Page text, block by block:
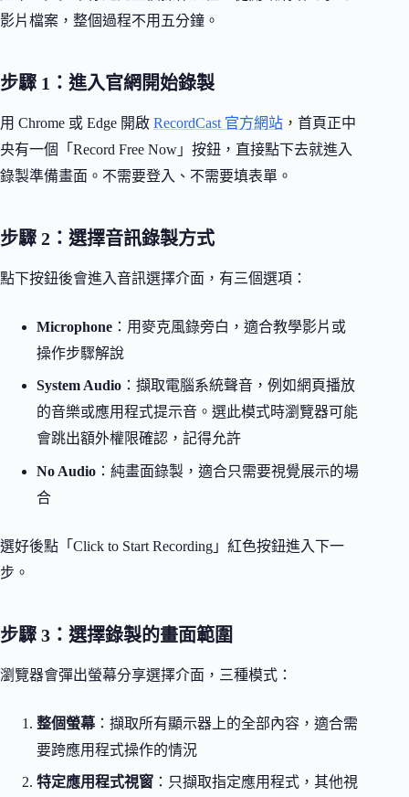
影片檔案，整個過程不用五分鐘。
步驟 1：進入官網開始錄製
用 Chrome 或 Edge 開啟 RecordCast 官方網站 ，首頁正中
央有一個「Record Free Now」按鈕，直接點下去就進入
錄製準備畫面。不需要登入、不需要填表單。
步驟 2：選擇音訊錄製方式
點下按鈕後會進入音訊選擇介面，有三個選項：
Microphone ：用麥克風錄旁白，適合教學影片或
操作步驟解說
System Audio ：擷取電腦系統聲音，例如網頁播放
的音樂或應用程式提示音。選此模式時瀏覽器可能
會跳出額外權限確認，記得允許
No Audio ：純畫面錄製，適合只需要視覺展示的場
合
選好後點「Click to Start Recording」紅色按鈕進入下一
步。
步驟 3：選擇錄製的畫面範圍
瀏覽器會彈出螢幕分享選擇介面，三種模式：
整個螢幕：擷取所有顯示器上的全部內容，適合需
要跨應用程式操作的情況
特定應用程式視窗 ：只擷取指定應用程式，其他視